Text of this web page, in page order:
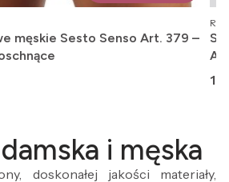
męskie Sesto Senso Art. 379 –
i męska
doskonałej jakości materiały,